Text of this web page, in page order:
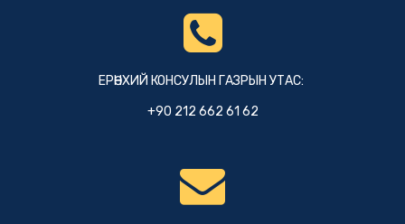
ЕРӨНХИЙ КОНСУЛЫН ГАЗРЫН УТАС:
+90 212 662 61 62